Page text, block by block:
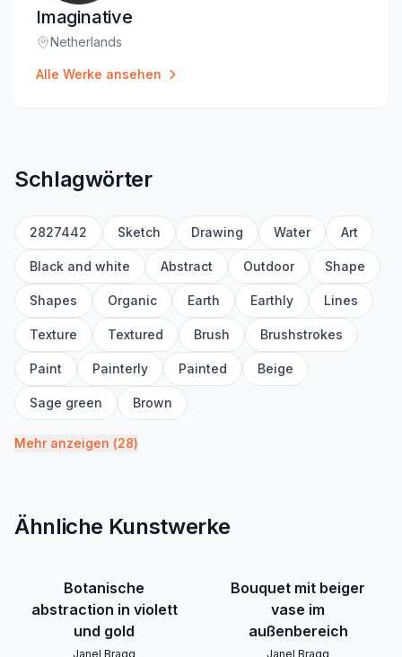
Imaginative
Standort:
Netherlands
Alle Werke ansehen
Schlagwörter
2827442 Sketch Drawing Water Art
Black and white Abstract Outdoor Shape
Shapes Organic Earth Earthly Lines
Texture Textured Brush Brushstrokes
Paint Painterly Painted Beige
Sage green Brown
Mehr anzeigen (28)
Ähnliche Kunstwerke
Botanische
abstraction in violett
und gold
Janel Bragg
Bouquet mit beiger
vase im
außenbereich
Janel Bragg